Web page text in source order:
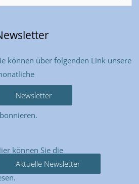
können über folgenden Link unsere
Newsletter
können Sie die
Aktuelle Newsletter